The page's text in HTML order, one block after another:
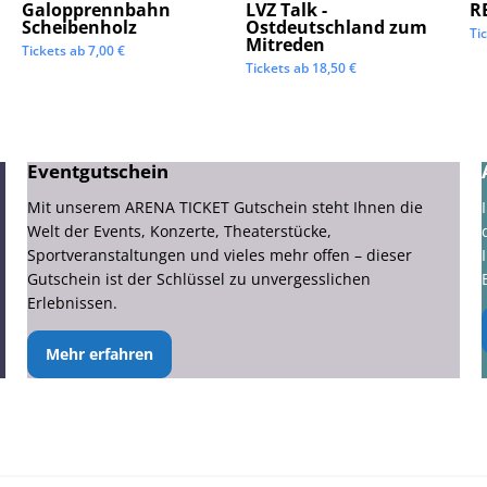
Galopprennbahn
Scheibenholz
Tickets ab7,00€
LVZ Talk -
Ostdeutschland zum
Mitreden
Tickets ab 18,50€
Eventgutschein
Mit unserem ARENA TICKET Gutschein steht Ihnen die
Welt der Events, Konzerte, Theaterstücke,
Sportveranstaltungen und vieles mehr offen – dieser
Gutschein ist der Schlüssel zu unvergesslichen
Erlebnissen.
Mehr erfahren